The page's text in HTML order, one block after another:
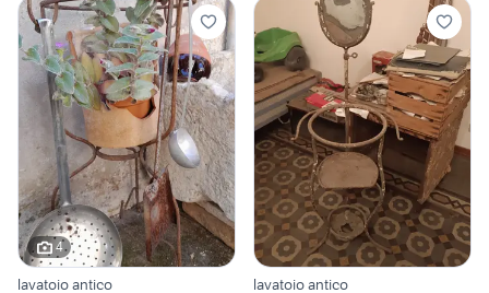
4
lavatoio antico lavatoio antico